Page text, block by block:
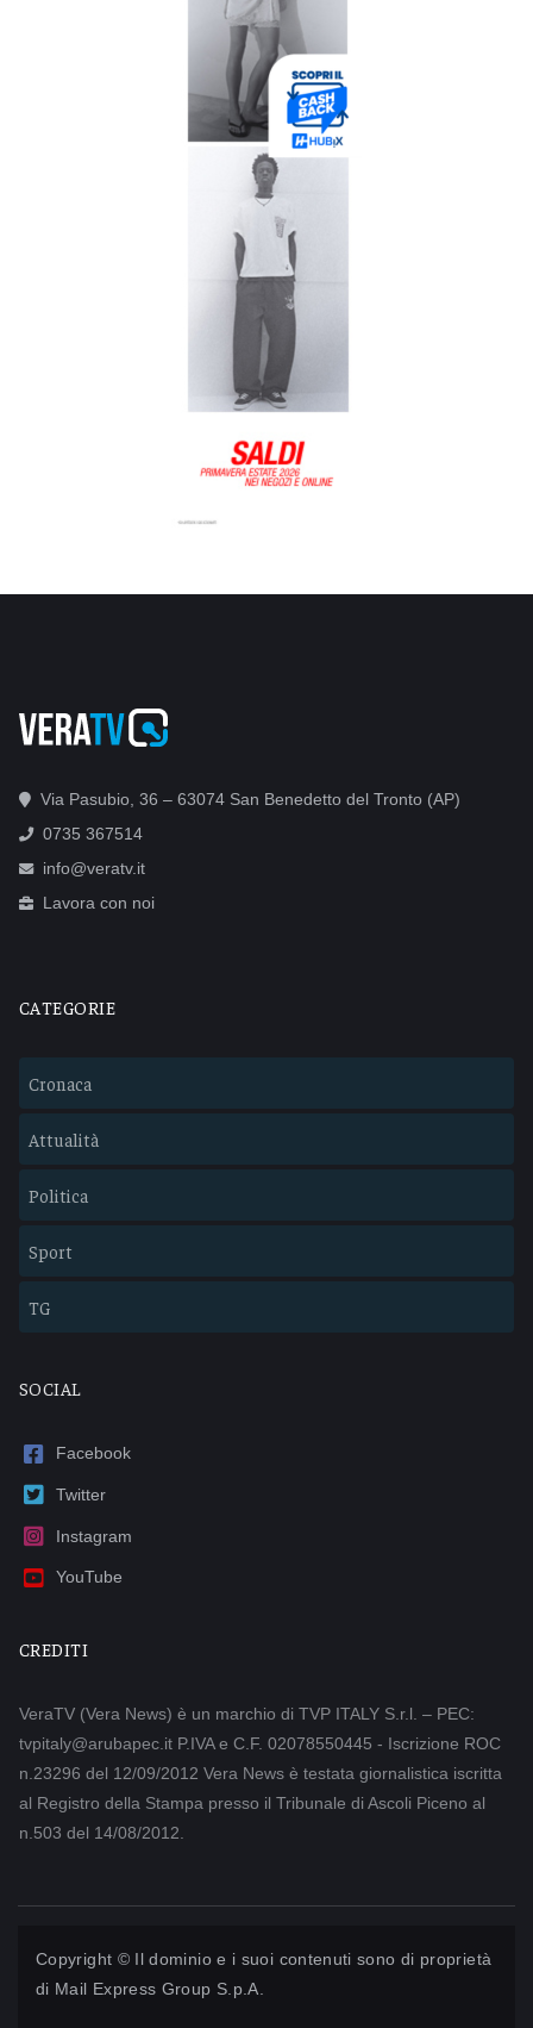
Via Pasubio, 36 – 63074 San Benedetto del Tronto (AP)
0735 367514
info@veratv.it
Lavora con noi
CATEGORIE
Cronaca
Attualità
Politica
Sport
TG
SOCIAL
Facebook
Twitter
Instagram
YouTube
CREDITI
VeraTV (Vera News) è un marchio di TVP ITALY S.r.l. – PEC:
tvpitaly@arubapec.it P.IVA e C.F. 02078550445 - Iscrizione ROC
n.23296 del 12/09/2012 Vera News è testata giornalistica iscritta
al Registro della Stampa presso il Tribunale di Ascoli Piceno al
n.503 del 14/08/2012.
Copyright © Il dominio e i suoi contenuti sono di proprietà
di Mail Express Group S.p.A.